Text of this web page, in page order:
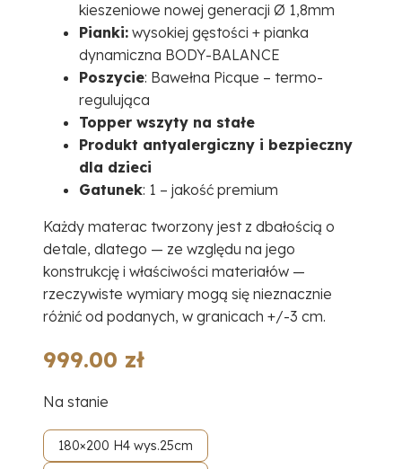
kieszeniowe nowej generacji Ø 1,8mm
Pianki: wysokiej gęstości + pianka
dynamiczna BODY-BALANCE
Poszycie: Bawełna Picque – termo-
regulująca
Topper wszyty na stałe
Produkt antyalergiczny i bezpieczny
dla dzieci
Gatunek: 1 – jakość premium
Każdy materac tworzony jest z dbałością o
detale, dlatego — ze względu na jego
konstrukcję i właściwości materiałów —
rzeczywiste wymiary mogą się nieznacznie
różnić od podanych, w granicach +/-3 cm.
999.00 zł
Na stanie
180×200 H4 wys.25cm